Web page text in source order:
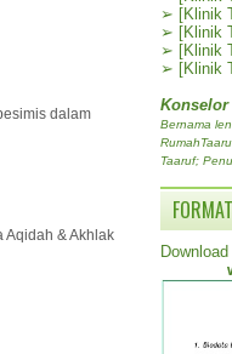
dalam
Aqidah & Akhlak
➢ [Klinik
➢ [Klinik
➢ [Klinik
➢ [Klinik
Bernama
Taaruf;